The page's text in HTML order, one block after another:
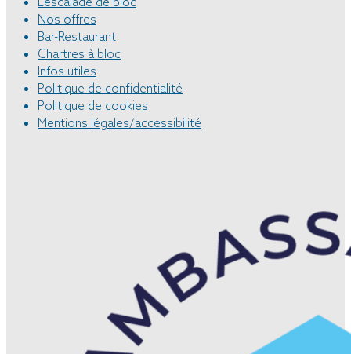
Nos offres
Bar-Restaurant
Chartres à bloc
Infos utiles
Politique de confidentialité
Politique de cookies
Mentions légales/accessibilité